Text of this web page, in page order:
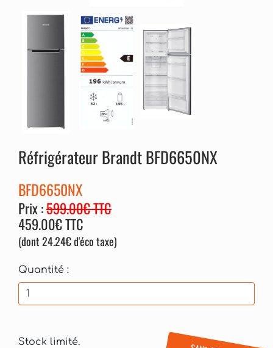
Réfrigérateur Brandt BFD6650NX
BFD6650NX
Prix :599.00€ TTC
459.00€ TTC
(dont 24.24€ d'éco taxe)
Quantité :
Stock limité.